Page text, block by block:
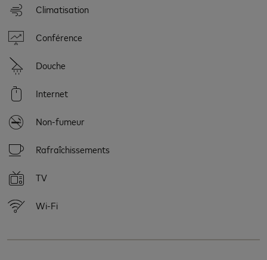
Climatisation
Conférence
Douche
Internet
Non-fumeur
Rafraîchissements
TV
Wi-Fi